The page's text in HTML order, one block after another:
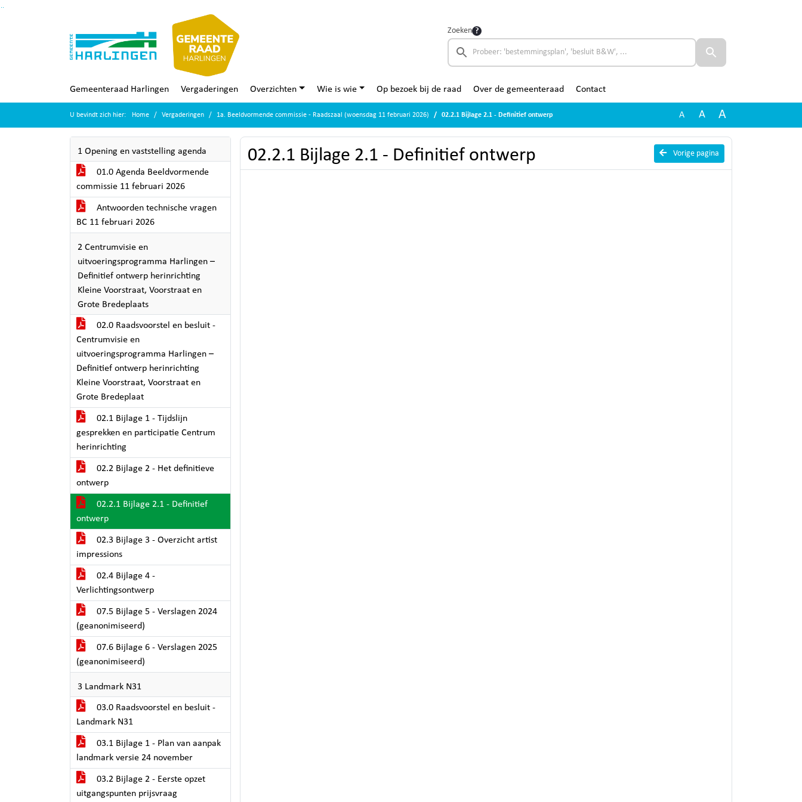
Zoeken
Gemeenteraad Harlingen Vergaderingen Overzichten Wie is wie Op bezoek bij de raad Over de gemeenteraad Contact
U bevindt zich hier: Home Vergaderingen 1a. Beeldvormende commissie - Raadszaal (woensdag 11 februari 2026) 02.2.1 Bijlage 2.1 - Definitief ontwerp A A A
1 Opening en vaststelling agenda
01.0 Agenda Beeldvormende
commissie 11 februari 2026
Antwoorden technische vragen
BC 11 februari 2026
2 Centrumvisie en
uitvoeringsprogramma Harlingen –
Definitief ontwerp herinrichting
Kleine Voorstraat, Voorstraat en
Grote Bredeplaats
02.0 Raadsvoorstel en besluit -
Centrumvisie en
uitvoeringsprogramma Harlingen –
Definitief ontwerp herinrichting
Kleine Voorstraat, Voorstraat en
Grote Bredeplaat
02.1 Bijlage 1 - Tijdslijn
gesprekken en participatie Centrum
herinrichting
02.2 Bijlage 2 - Het definitieve
ontwerp
02.2.1 Bijlage 2.1 - Definitief
ontwerp
02.3 Bijlage 3 - Overzicht artist
impressions
02.4 Bijlage 4 -
Verlichtingsontwerp
07.5 Bijlage 5 - Verslagen 2024
(geanonimiseerd)
07.6 Bijlage 6 - Verslagen 2025
(geanonimiseerd)
3 Landmark N31
03.0 Raadsvoorstel en besluit -
Landmark N31
03.1 Bijlage 1 - Plan van aanpak
landmark versie 24 november
03.2 Bijlage 2 - Eerste opzet
uitgangspunten prijsvraag
Vorige pagina
02.2.1 Bijlage 2.1 - Definitief ontwerp